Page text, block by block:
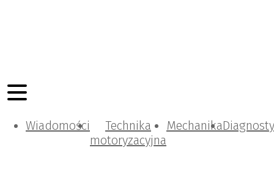
Wiadomości
Technika
motoryzacyjna
Mechanika